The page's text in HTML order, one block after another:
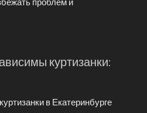
проблем и
куртизанки:
в Екатеринбурге